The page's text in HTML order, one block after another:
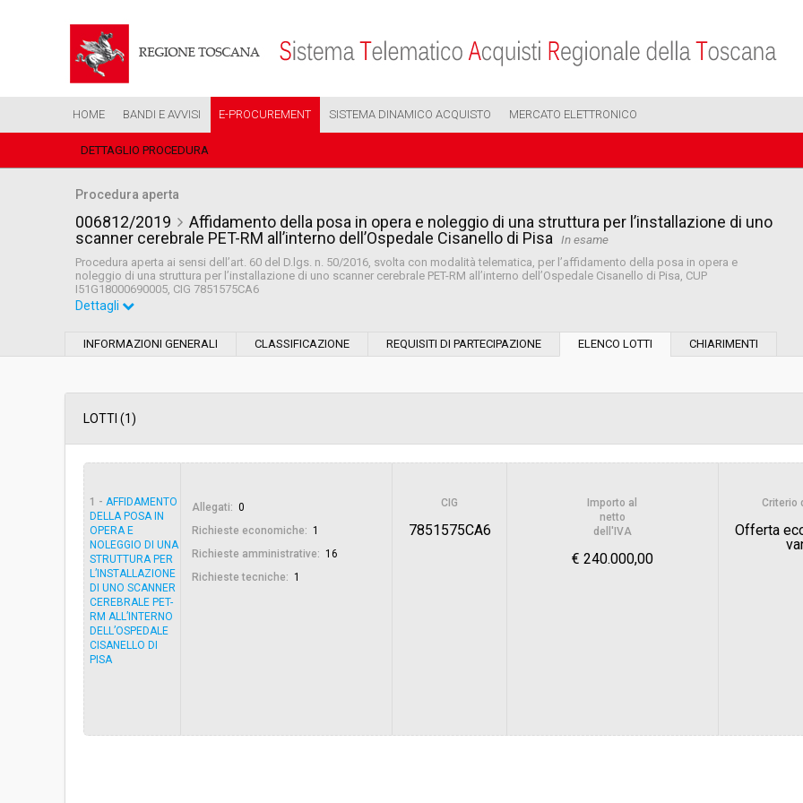
HOME BANDI E AVVISI E-PROCUREMENT SISTEMA DINAMICO ACQUISTO MERCATO ELETTRONICO
DETTAGLIO PROCEDURA
Procedura aperta
006812/2019
Affidamento della posa in opera e noleggio di una struttura per l’installazione di uno
scanner cerebrale PET-RM all’interno dell’Ospedale Cisanello di Pisa
In esame
Procedura aperta ai sensi dell’art. 60 del D.lgs. n. 50/2016, svolta con modalità telematica, per l’affidamento della posa in opera e
noleggio di una struttura per l’installazione di uno scanner cerebrale PET-RM all’interno dell’Ospedale Cisanello di Pisa, CUP
I51G18000690005, CIG 7851575CA6
Data pubblicazione:
Svolgimento: Gara in busta chiusa Valore stimato della procedura:
Responsabile attuale:
UNIVERSITÀ DI PISA - Servizio gare e degli acquisti -
Direzione gare contratti e logistica
Dettagli
INFORMAZIONI GENERALI CLASSIFICAZIONE REQUISITI DI PARTECIPAZIONE ELENCO LOTTI CHIARIMENTI
LOTTI (1)
1 -AFFIDAMENTO
DELLA POSA IN
OPERA E
NOLEGGIO DI UNA
STRUTTURA PER
L’INSTALLAZIONE
DI UNO SCANNER
CEREBRALE PET-
RM ALL’INTERNO
DELL’OSPEDALE
CISANELLO DI
PISA
Allegati: 0
Richieste economiche: 1
Richieste amministrative: 16
Richieste tecniche: 1
CIG
7851575CA6
Importo al
netto
dell'IVA
€ 240.000,00
Criterio
Offerta